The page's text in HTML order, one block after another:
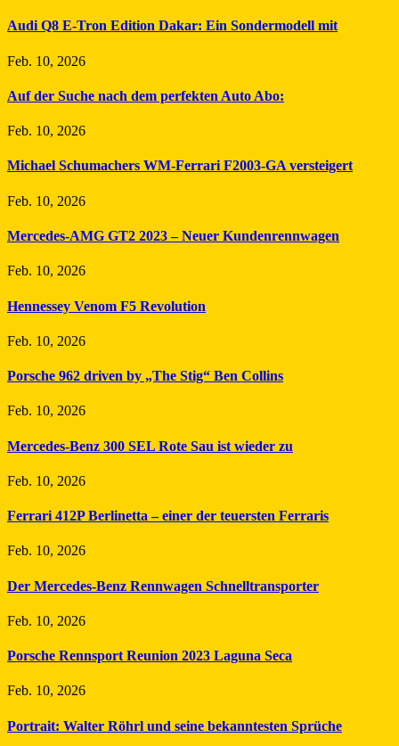
Audi Q8 E-Tron Edition Dakar: Ein Sondermodell mit
Feb. 10, 2026
Auf der Suche nach dem perfekten Auto Abo:
Feb. 10, 2026
Michael Schumachers WM-Ferrari F2003-GA versteigert
Feb. 10, 2026
Mercedes-AMG GT2 2023 – Neuer Kundenrennwagen
Feb. 10, 2026
Hennessey Venom F5 Revolution
Feb. 10, 2026
Porsche 962 driven by „The Stig“ Ben Collins
Feb. 10, 2026
Mercedes-Benz 300 SEL Rote Sau ist wieder zu
Feb. 10, 2026
Ferrari 412P Berlinetta – einer der teuersten Ferraris
Feb. 10, 2026
Der Mercedes-Benz Rennwagen Schnelltransporter
Feb. 10, 2026
Porsche Rennsport Reunion 2023 Laguna Seca
Feb. 10, 2026
Portrait: Walter Röhrl und seine bekanntesten Sprüche